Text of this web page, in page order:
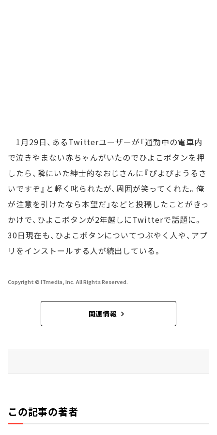
1月29日、あるTwitterユーザーが「通勤中の電車内
で泣きやまない赤ちゃんがいたのでひよこボタンを押
したら、隣にいた紳士的なおじさんに『ぴよぴようるさ
いですぞ』と軽く叱られたが、周囲が笑ってくれた。俺
が注意を引けたなら本望だ」などと投稿したことがきっ
かけで、ひよこボタンが2年越しにTwitterで話題に。
30日現在も、ひよこボタンについてつぶやく人や、アプ
リをインストールする人が続出している。
Copyright © ITmedia, Inc. All Rights Reserved.
関連情報
この記事の著者